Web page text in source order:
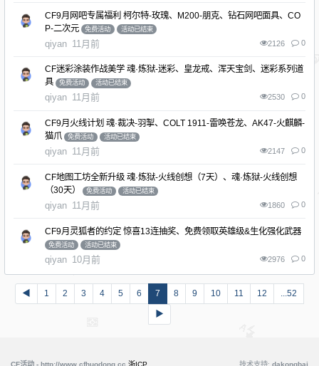
CF9月网吧专属福利 柯尔特-玫瑰、M200-朋克、钻石网吧面具、CO
P-二次元
免费活动 活动已结束
qiyan 11月前 2126 0
CF迷彩涂装作战美学 魂·炼狱-迷彩、皇龙戒、浑天宝剑、迷彩系列道
具
免费活动 活动已结束
qiyan 11月前 2530 0
CF9月火线计划 魂·裁决-羽掣、COLT 1911-雷唤苍龙、AK47-火麒麟-
猫爪
免费活动 活动已结束
qiyan 11月前 2147 0
CF地图工坊全新升级 魂·炼狱-火线创想（7天）、魂·炼狱-火线创想
（30天）
免费活动 活动已结束
qiyan 11月前 1860 0
CF9月灵狐者的约定 惊喜13连抽奖、免费领取英雄级&生化强化武器
免费活动 活动已结束
qiyan 10月前 2976 0
◀ 1 2 3 4 5 6 7 8 9 10 11 12 ...52
▶
CF活动 - http://www.cfhuodong.cc 浙ICP 技术支持: dakongbai